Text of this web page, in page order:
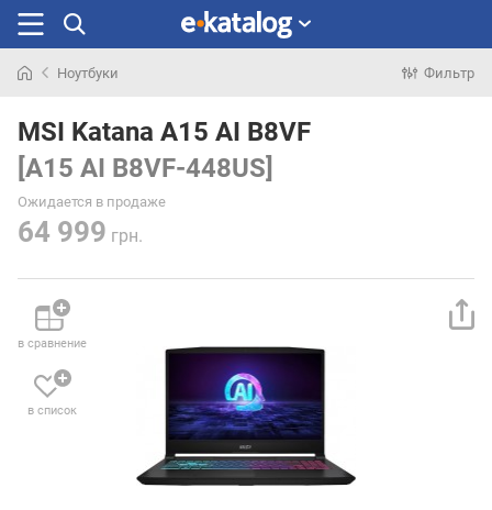
раньше
Ноутбуки Фильтр
MSI Katana A15 AI B8VF
[A15 AI B8VF-448US]
Ожидается в продаже
64 999 грн.
в сравнение
в список